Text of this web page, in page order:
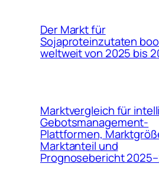
Der Markt für
Sojaproteinzutaten
weltweit von 2025 bis
Marktvergleich für
Gebotsmanagement-
Plattformen,
Marktanteil und
Prognosebericht